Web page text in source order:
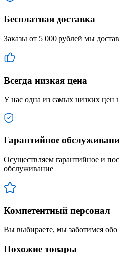
Бесплатная доставка
Заказы от 5 000 рублей мы
Всегда низкая цена
У нас одна из самых низких цен
Гарантийное
Осуществляем гарантийное и
обслуживание
Компетентный персонал
Вы выбираете, мы заботимся обо
Похожие товары